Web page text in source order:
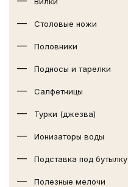
Столовые ножи
Половники
Подносы и тарелки
Салфетницы
Турки (джезва)
Ионизаторы воды
Подставка под бутылку
Полезные мелочи